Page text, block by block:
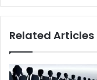
Faluda
Related Articles